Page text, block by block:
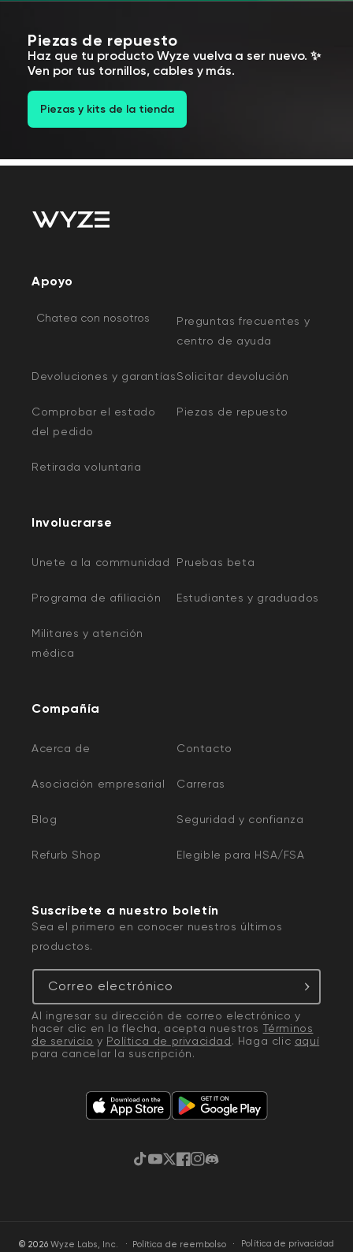
Piezas de repuesto
Haz que tu producto Wyze vuelva a ser nuevo. ✨
Ven por tus tornillos, cables y más.
Piezas y kits de la tienda
Apoyo
Chatea con nosotros
Preguntas frecuentes y
centro de ayuda
Devoluciones y garantíasSolicitar devolución
Comprobar el estado
del pedido
Piezas de repuesto
Retirada voluntaria
Involucrarse
Unete a la communidad Pruebas beta
Programa de afiliación Estudiantes y graduados
Militares y atención
médica
Compañía
Acerca de Contacto
Asociación empresarial Carreras
Blog Seguridad y confianza
Refurb Shop Elegible para HSA/FSA
Suscríbete a nuestro boletín
Sea el primero en conocer nuestros últimos
productos.
Correo electrónico
Al ingresar su dirección de correo electrónico y
hacer clic en la flecha, acepta nuestros Términos
de servicio y Política de privacidad. Haga clic aquí
para cancelar la suscripción.
TikTokYouTube
Twitter
Facebook
Instagram
Discordia
© 2026 Wyze Labs, Inc. · Política de reembolso Política de privacidad